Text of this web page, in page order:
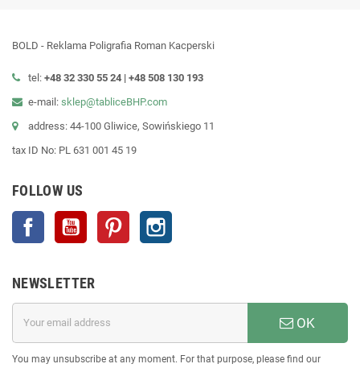
BOLD - Reklama Poligrafia Roman Kacperski
tel: +48 32 330 55 24 | +48 508 130 193
e-mail: sklep@tabliceBHP.com
address: 44-100 Gliwice, Sowińskiego 11
tax ID No: PL 631 001 45 19
FOLLOW US
Facebook YouTube Pinterest
NEWSLETTER
OK
You may unsubscribe at any moment. For that purpose, please find our